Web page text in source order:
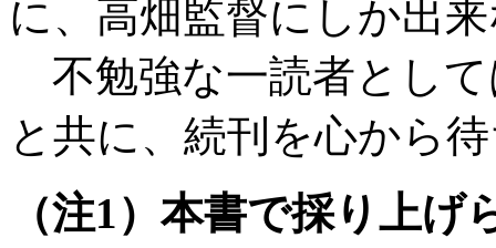
に、高畑監督にしか出
不勉強な一読者とし
と共に、続刊を心から
（注1）本書で採り上